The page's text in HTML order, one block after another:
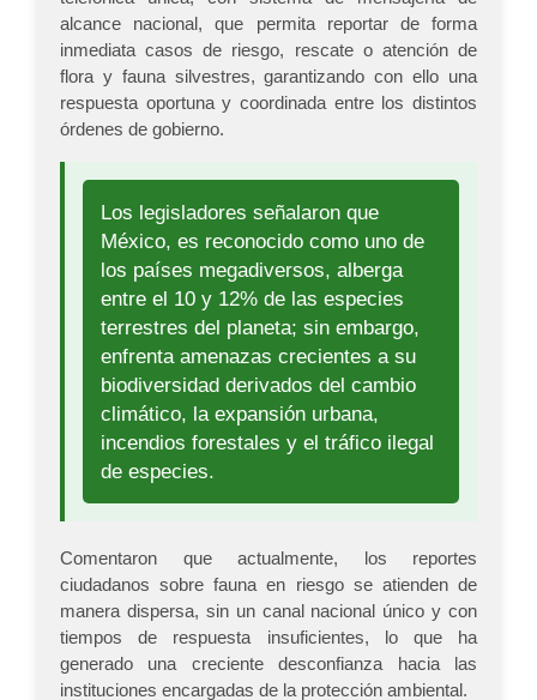
alcance nacional, que permita reportar de forma
inmediata casos de riesgo, rescate o atención de
flora y fauna silvestres, garantizando con ello una
respuesta oportuna y coordinada entre los distintos
órdenes de gobierno.
Los legisladores señalaron que
México, es reconocido como uno de
los países megadiversos, alberga
entre el 10 y 12% de las especies
terrestres del planeta; sin embargo,
enfrenta amenazas crecientes a su
biodiversidad derivados del cambio
climático, la expansión urbana,
incendios forestales y el tráfico ilegal
de especies.
Comentaron que actualmente, los reportes
ciudadanos sobre fauna en riesgo se atienden de
manera dispersa, sin un canal nacional único y con
tiempos de respuesta insuficientes, lo que ha
generado una creciente desconfianza hacia las
instituciones encargadas de la protección ambiental.